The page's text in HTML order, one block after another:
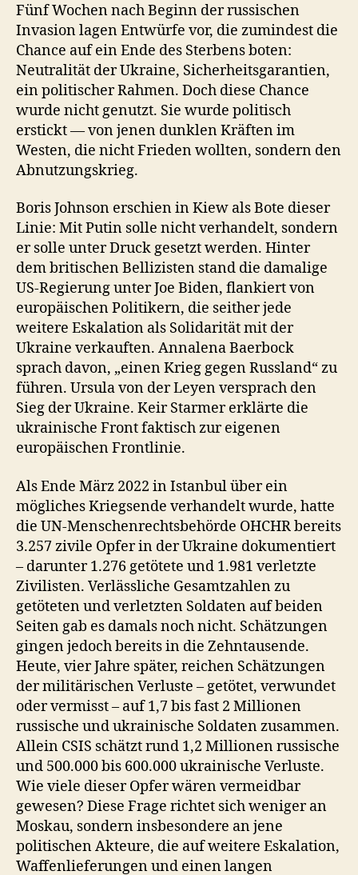
Fünf Wochen nach Beginn der russischen
Invasion lagen Entwürfe vor, die zumindest die
Chance auf ein Ende des Sterbens boten:
Neutralität der Ukraine, Sicherheitsgarantien,
ein politischer Rahmen. Doch diese Chance
wurde nicht genutzt. Sie wurde politisch
erstickt — von jenen dunklen Kräften im
Westen, die nicht Frieden wollten, sondern den
Abnutzungskrieg.
Boris Johnson erschien in Kiew als Bote dieser
Linie: Mit Putin solle nicht verhandelt, sondern
er solle unter Druck gesetzt werden. Hinter
dem britischen Bellizisten stand die damalige
US-Regierung unter Joe Biden, flankiert von
europäischen Politikern, die seither jede
weitere Eskalation als Solidarität mit der
Ukraine verkauften. Annalena Baerbock
sprach davon, „einen Krieg gegen Russland“ zu
führen. Ursula von der Leyen versprach den
Sieg der Ukraine. Keir Starmer erklärte die
ukrainische Front faktisch zur eigenen
europäischen Frontlinie.
Als Ende März 2022 in Istanbul über ein
mögliches Kriegsende verhandelt wurde, hatte
die UN-Menschenrechtsbehörde OHCHR bereits
3.257 zivile Opfer in der Ukraine dokumentiert
– darunter 1.276 getötete und 1.981 verletzte
Zivilisten. Verlässliche Gesamtzahlen zu
getöteten und verletzten Soldaten auf beiden
Seiten gab es damals noch nicht. Schätzungen
gingen jedoch bereits in die Zehntausende.
Heute, vier Jahre später, reichen Schätzungen
der militärischen Verluste – getötet, verwundet
oder vermisst – auf 1,7 bis fast 2 Millionen
russische und ukrainische Soldaten zusammen.
Allein CSIS schätzt rund 1,2 Millionen russische
und 500.000 bis 600.000 ukrainische Verluste.
Wie viele dieser Opfer wären vermeidbar
gewesen? Diese Frage richtet sich weniger an
Moskau, sondern insbesondere an jene
politischen Akteure, die auf weitere Eskalation,
Waffenlieferungen und einen langen